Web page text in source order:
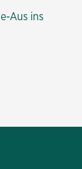
Aus ins